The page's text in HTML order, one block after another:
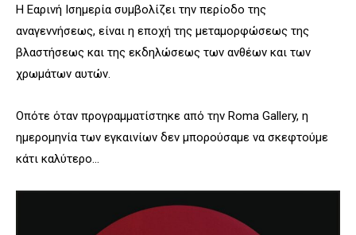
H Εαρινή Ισημερία συμβολίζει την περίοδο της
αναγεννήσεως, είναι η εποχή της μεταμορφώσεως της
βλαστήσεως και της εκδηλώσεως των ανθέων και των
χρωμάτων αυτών.
Οπότε όταν προγραμματίστηκε από την Roma Gallery, η
ημερομηνία των εγκαινίων δεν μπορούσαμε να σκεφτούμε
κάτι καλύτερο...